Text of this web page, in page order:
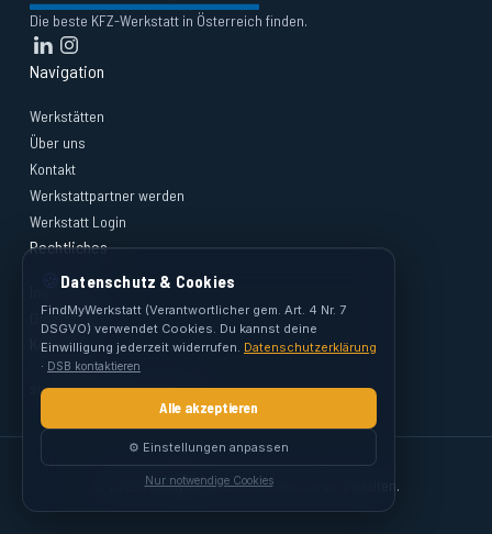
Die beste KFZ-Werkstatt in Österreich finden.
Navigation
Werkstätten
Über uns
Kontakt
Werkstattpartner werden
Werkstatt Login
Rechtliches
Impressum
Datenschutz
Kontakt
support@findmywerkstatt.at
© 2026 FindMyWerkstatt. Alle Rechte vorbehalten.
🍪 Datenschutz & Cookies
FindMyWerkstatt (Verantwortlicher gem. Art. 4 Nr. 7
DSGVO) verwendet Cookies. Du kannst deine
Einwilligung jederzeit widerrufen. Datenschutzerklärung
· DSB kontaktieren
Alle akzeptieren
⚙️ Einstellungen anpassen
Nur notwendige Cookies